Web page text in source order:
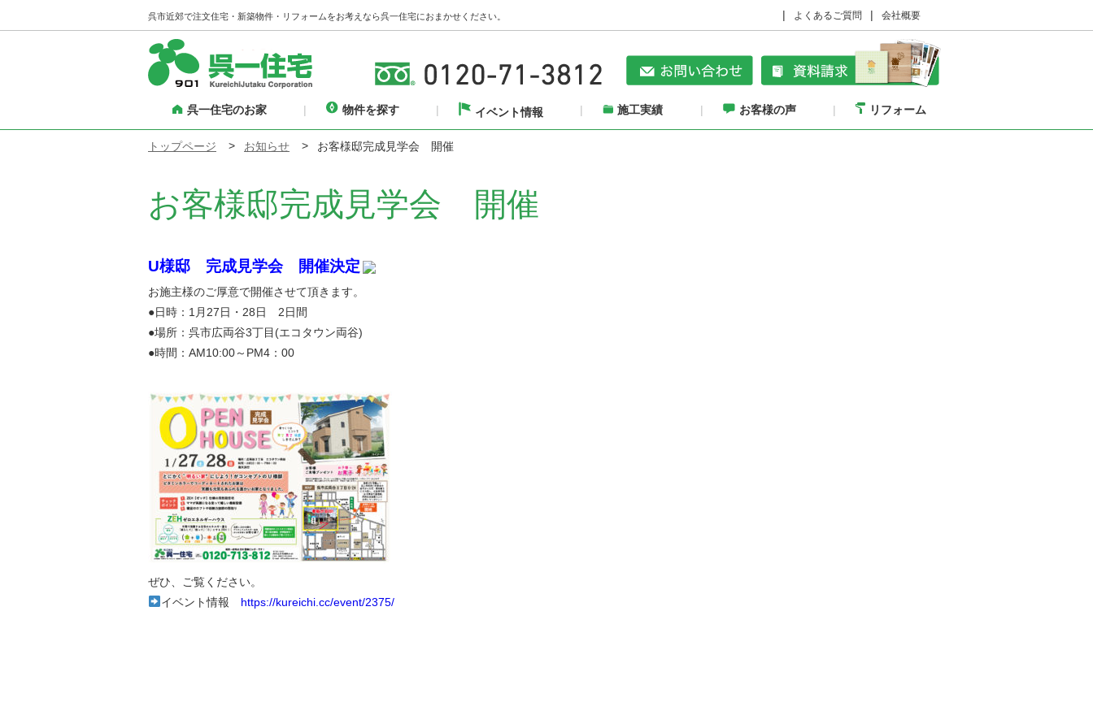
呉市近郊で注文住宅・新築物件・リフォームをお考えなら呉一住宅におまかせください。 よくあるご質問 会社概要
呉一住宅のお家 物件を探す イベント情報 施工実績 お客様の声 リフォーム
トップページ お知らせ お客様邸完成見学会 開催
お客様邸完成見学会 開催
U様邸 完成見学会 開催決定
お施主様のご厚意で開催させて頂きます。
●日時：1月27日・28日 2日間
●場所：呉市広両谷3丁目(エコタウン両谷)
●時間：AM10:00～PM4：00
ぜひ、ご覧ください。
イベント情報 https://kureichi.cc/event/2375/